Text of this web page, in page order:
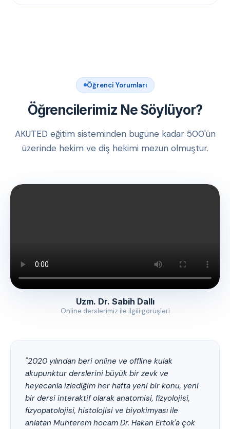
Öğrenci Yorumları
Öğrencilerimiz Ne Söylüyor?
AKUTED eğitim sisteminden bugüne kadar 500'ün
üzerinde hekim ve diş hekimi mezun olmuştur.
Uzm. Dr. Sabih Dallı
Online derslerimiz ile ilgili görüşleri
"2020 yılından beri online ve offline kulak
akupunktur derslerini büyük bir zevk ve
heyecanla izlediğim her hafta yeni bir konu, yeni
bir dersi interaktif olarak anatomisi, fizyolojisi,
fizyopatolojisi, histolojisi ve biyokimyası ile
anlatan Muhterem hocam Dr. Hakan Ertok'a çok